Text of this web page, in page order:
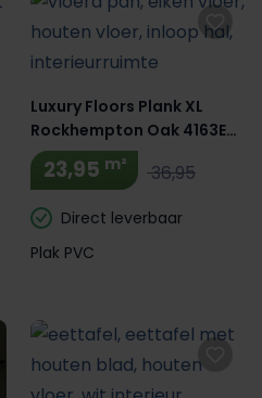
Luxury Floors Plank XL
Rockhempton Oak 4163E
Plak PVC
23,95 m² 36,95
Direct leverbaar
Plak PVC